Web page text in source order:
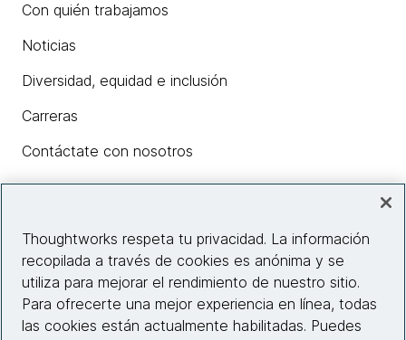
Con quién trabajamos
Noticias
Diversidad, equidad e inclusión
Carreras
Contáctate con nosotros
Información del sitio web
Thoughtworks respeta tu privacidad. La información
recopilada a través de cookies es anónima y se
utiliza para mejorar el rendimiento de nuestro sitio.
Para ofrecerte una mejor experiencia en línea, todas
las cookies están actualmente habilitadas. Puedes